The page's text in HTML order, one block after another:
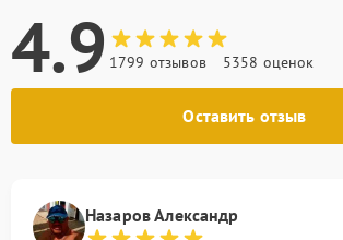
4.9 1799 отзывов 5358 оценок
Оставить отзыв
Назаров Александр